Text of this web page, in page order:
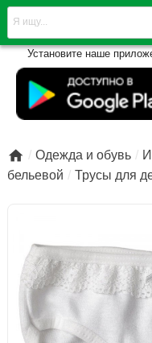
Установите наше
 Одежда и обувь
бельевой
Трусы для